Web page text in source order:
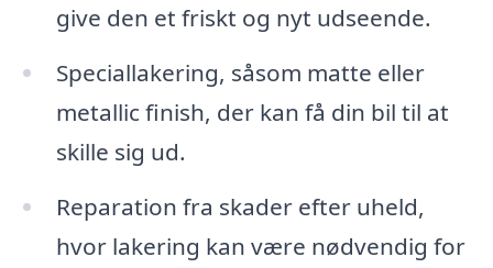
give den et friskt og nyt udseende.
Speciallakering, såsom matte eller
metallic finish, der kan få din bil til at
skille sig ud.
Reparation fra skader efter uheld,
hvor lakering kan være nødvendig for